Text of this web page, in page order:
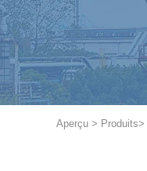
Aperçu > Produits>